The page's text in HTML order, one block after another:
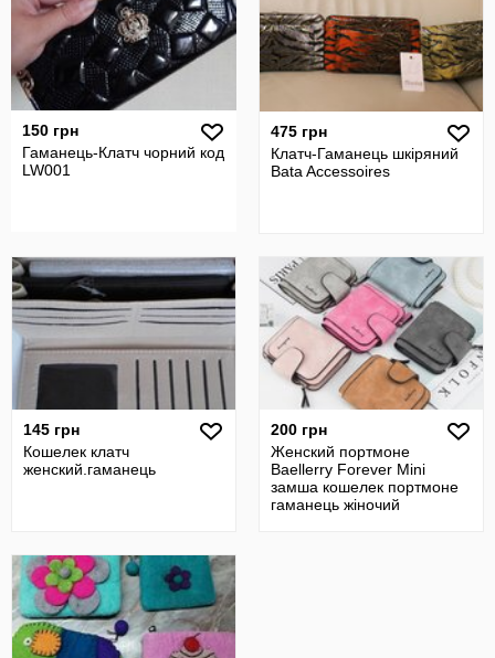
150 грн
Гаманець-Клатч чорний код
LW001
475 грн
Клатч-Гаманець шкіряний
Bata Accessoires
145 грн
Кошелек клатч
женский.гаманець
200 грн
Женский портмоне
Baellerry Forever Mini
замша кошелек портмоне
гаманець жіночий